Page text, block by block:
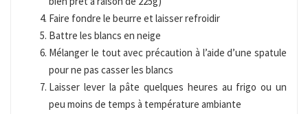
Faire fondre le beurre et laisser refroidir
Battre les blancs en neige
Mélanger le tout avec précaution à l’aide d’une spatule
pour ne pas casser les blancs
Laisser lever la pâte quelques heures au frigo ou un
peu moins de temps à température ambiante